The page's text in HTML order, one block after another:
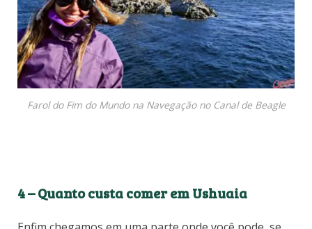
Farol do Fim do Mundo na Navegação no Canal de Beagle
4 –Quanto custa comer em Ushuaia